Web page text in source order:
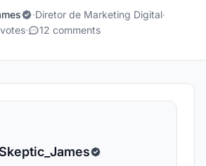
·Diretor de Marketing Digital·
· 12 comments